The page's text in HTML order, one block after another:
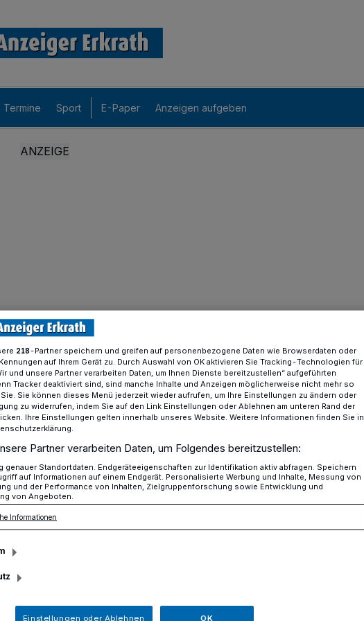
Termine Sport E-Paper Anzeigen aufgeben
im Kreis Mettmann
im Kreis
Mettmann hat die Verkehrsunfallbilanz
Mettmann präsentiert. Insgesamt
einen leichten Anstieg der Unfallzahlen
218-Partner speichern und greifen auf personenbezogene Daten wie Browserdaten oder
auf Ihrem Gerät zu. Durch Auswahl von OK aktivieren Sie Tracking-Technologien für
und unsere Partner verarbeiten Daten, um Ihnen Dienste bereitzustellen“ aufgeführten
Tracker deaktiviert sind, sind manche Inhalte und Anzeigen möglicherweise nicht mehr so
Sie können dieses Menü jederzeit wieder aufrufen, um Ihre Einstellungen zu ändern oder
zu widerrufen, indem Sie auf den Link Einstellungen oder Ablehnen am unteren Rand der
Ihre Einstellungen gelten innerhalb unseres Website. Weitere Informationen finden Sie in
Partner verarbeiten Daten, um Folgendes bereitzustellen:
genauer Standortdaten. Endgeräteeigenschaften zur Identifikation aktiv abfragen. Speichern
auf Informationen auf einem Endgerät. Personalisierte Werbung und Inhalte, Messung von
und der Performance von Inhalten, Zielgruppenforschung sowie Entwicklung und
von Angeboten.
Informationen
Einstellungen oder Ablehnen OK